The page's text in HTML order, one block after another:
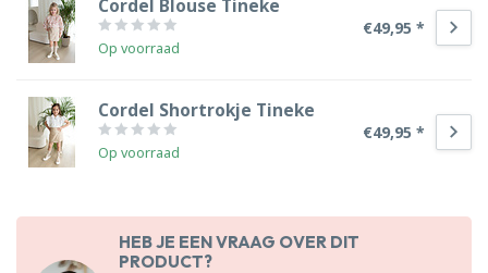
Cordel Blouse Tineke
Op voorraad
€49,95 *
Cordel Shortrokje Tineke
Op voorraad
€49,95 *
HEB JE EEN VRAAG OVER DIT
PRODUCT?